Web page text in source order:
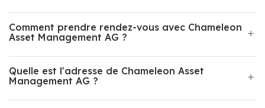
Comment prendre rendez-vous avec Chameleon
Asset Management AG ?
Quelle est l'adresse de Chameleon Asset
Management AG ?